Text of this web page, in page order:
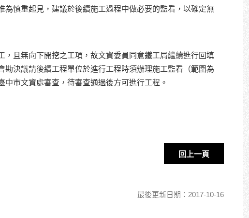
慎重起見，建議於後續施工過程中做必要的監看，以確定無
且無向下開挖之工項，故文資委員同意鐵工局繼續進行回填
決議請後續工程單位於進行工程時須辦理施工監看（範圍為
市文資處審查，待審查通過後方可進行工程。
回上一頁
最後更新日期：2017-10-16